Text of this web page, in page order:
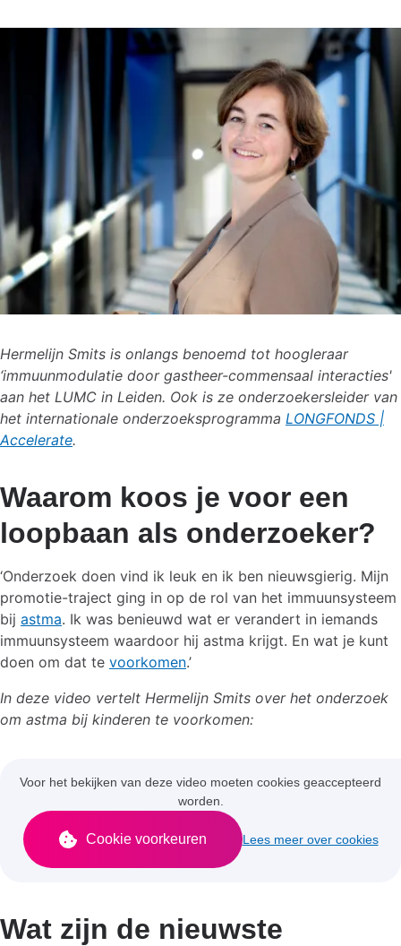
Hermelijn Smits is onlangs benoemd tot hoogleraar
‘immuunmodulatie door gastheer-commensaal interacties'
aan het LUMC in Leiden. Ook is ze onderzoekersleider van
het internationale onderzoeksprogramma LONGFONDS |
Accelerate.
Waarom koos je voor een
loopbaan als onderzoeker?
‘Onderzoek doen vind ik leuk en ik ben nieuwsgierig. Mijn
promotie-traject ging in op de rol van het immuunsysteem
bij astma. Ik was benieuwd wat er verandert in iemands
immuunsysteem waardoor hij astma krijgt. En wat je kunt
doen om dat te voorkomen.’
In deze video vertelt Hermelijn Smits over het onderzoek
om astma bij kinderen te voorkomen:
Voor het bekijken van deze video moeten cookies geaccepteerd
worden.
Cookie voorkeuren Lees meer over cookies
Wat zijn de nieuwste